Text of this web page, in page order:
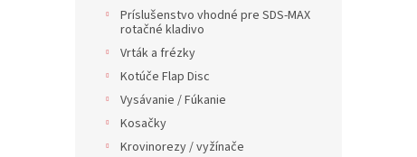
Príslušenstvo vhodné pre SDS-MAX
rotačné kladivo
Vrták a frézky
Kotúče Flap Disc
Vysávanie / Fúkanie
Kosačky
Krovinorezy / vyžínače